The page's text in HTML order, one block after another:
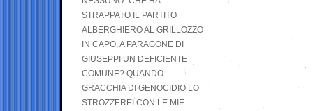
STRAPPATO IL PARTITO
ALBERGHIERO AL GRILLOZZO
IN CAPO, A PARAGONE DI
GIUSEPPI UN DEFICIENTE
COMUNE? QUANDO
GRACCHIA DI GENOCIDIO LO
STROZZEREI CON LE MIE